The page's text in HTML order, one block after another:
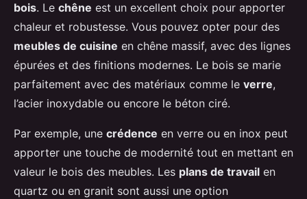
bois. Le chêne est un excellent choix pour apporter
chaleur et robustesse. Vous pouvez opter pour des
meubles de cuisine en chêne massif, avec des lignes
épurées et des finitions modernes. Le bois se marie
parfaitement avec des matériaux comme le verre,
l’acier inoxydable ou encore le béton ciré.
Par exemple, une crédence en verre ou en inox peut
apporter une touche de modernité tout en mettant en
valeur le bois des meubles. Les plans de travail en
quartz ou en granit sont aussi une option